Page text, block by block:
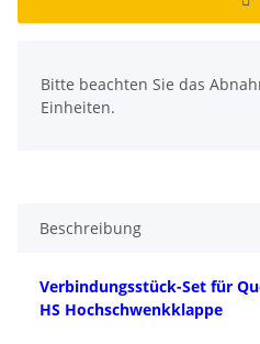
Bitte beachten Sie das
Einheiten.
Beschreibung
Verbindungsstück-Set für
HS Hochschwenkklappe